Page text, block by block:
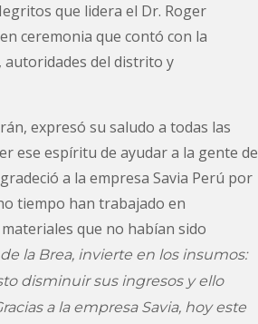
que lidera el Dr. Roger
ceremonia que contó con la
autoridades del distrito y
expresó su saludo a todas las
ese espíritu de ayudar a la gente de
a la empresa Savia Perú por
tiempo han trabajado en
que no habían sido
la Brea, invierte en los insumos:
disminuir sus ingresos y ello
a la empresa Savia, hoy este